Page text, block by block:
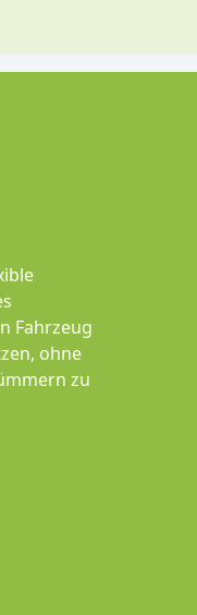
Motorfahrzeugsteuer,
Fahrzeug
ohne
zu